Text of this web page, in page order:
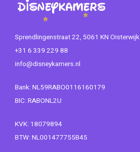
Sprendlingenstraat 22, 5061 KN Oisterwijk
+31 6 339 229 88
info@disneykamers.nl
Bank: NL59RABO0116160179
BIC: RABONL2U
KVK: 18079894
BTW: NL001477755B45